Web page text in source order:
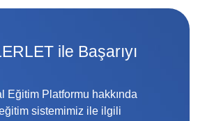
ile Başarıyı
Eğitim Platformu hakkında
sistemimiz ile ilgili